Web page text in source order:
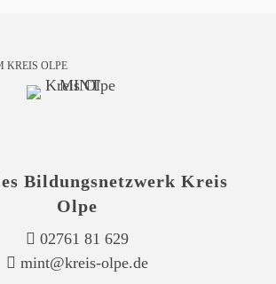
KREIS OLPE
Bildungsnetzwerk Kreis
Olpe
02761 81 629
mint@kreis-olpe.de